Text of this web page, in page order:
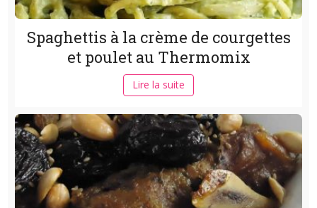
Spaghettis à la crème de courgettes
et poulet au Thermomix
Lire la suite